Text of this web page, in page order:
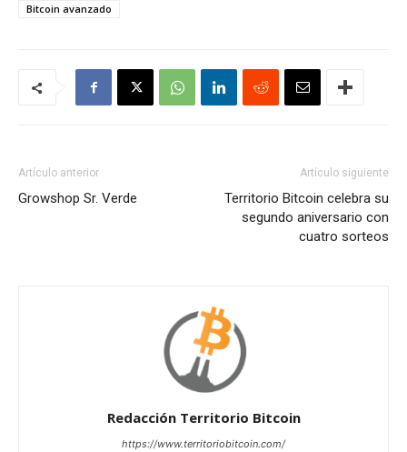
Bitcoin avanzado
Artículo anterior
Growshop Sr. Verde
Artículo siguiente
Territorio Bitcoin celebra su
segundo aniversario con
cuatro sorteos
Redacción Territorio Bitcoin
https://www.territoriobitcoin.com/